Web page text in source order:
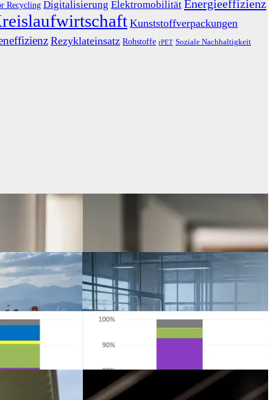
Recycling Digitalisierung Elektromobilität Energieeffizienz
Kunststoffverpackungen
Rezyklateinsatz Rohstoffe rPET Soziale Nachhaltigkeit